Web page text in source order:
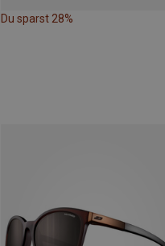
Du sparst 28%